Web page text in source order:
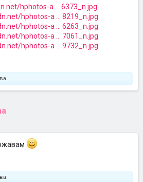
hphotos-a ... 6373_n.jpg
hphotos-a ... 8219_n.jpg
hphotos-a ... 6263_n.jpg
hphotos-a ... 7061_n.jpg
hphotos-a ... 9732_n.jpg